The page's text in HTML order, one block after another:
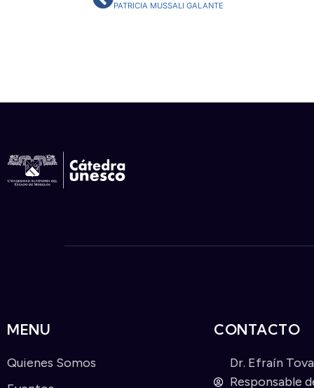
PATRICIA MUSSALI GALANTE
MENU
Quienes Somos
CONTACTO
Dr. Efraín
Responsable